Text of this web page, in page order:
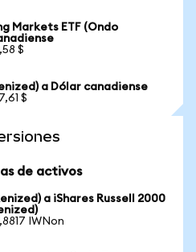
Markets ETF (Ondo
$
a Dólar canadiense
$
de activos
a iShares Russell 2000
IWNon